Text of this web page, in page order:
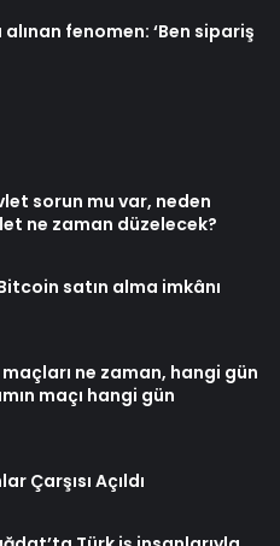
fenomen: ‘Ben sipariş
sorun mu var, neden
ne zaman düzelecek?
satın alma imkânı
maçları ne zaman, hangi gün
maçı hangi gün
Çarşısı Açıldı